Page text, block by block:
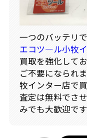
一つのバッテリ
エコツ―ル小牧
買取を強化して
ご不要になられ
牧インター店で
査定は無料でさ
みでも大歓迎です